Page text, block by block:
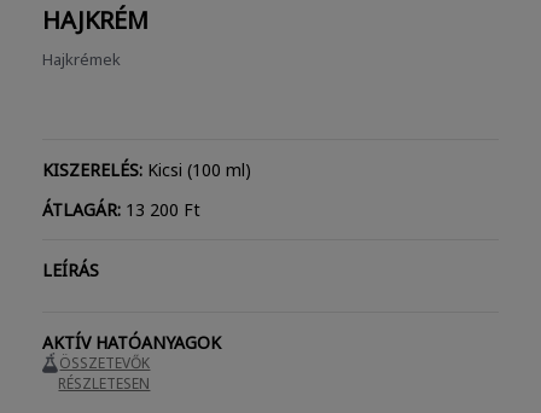
HAJKRÉM
Hajkrémek
KISZERELÉS: Kicsi (100 ml)
ÁTLAGÁR: 13 200 Ft
LEÍRÁS
AKTÍV HATÓANYAGOK
ÖSSZETEVŐK
RÉSZLETESEN